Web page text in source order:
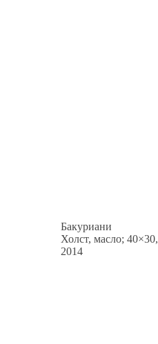
Бакуриани
Холст, масло; 40×30,
2014